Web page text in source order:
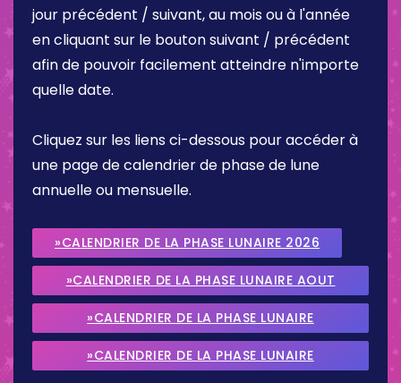
jour précédent / suivant, au mois ou à l'année
en cliquant sur le bouton suivant / précédent
afin de pouvoir facilement atteindre n'importe
quelle date.
Cliquez sur les liens ci-dessous pour accéder à
une page de calendrier de phase de lune
annuelle ou mensuelle.
»CALENDRIER DE LA PHASE LUNAIRE 2026
»CALENDRIER DE LA PHASE LUNAIRE AOUT
2026
»CALENDRIER DE LA PHASE LUNAIRE
SEPTEMBRE 2026
»CALENDRIER DE LA PHASE LUNAIRE